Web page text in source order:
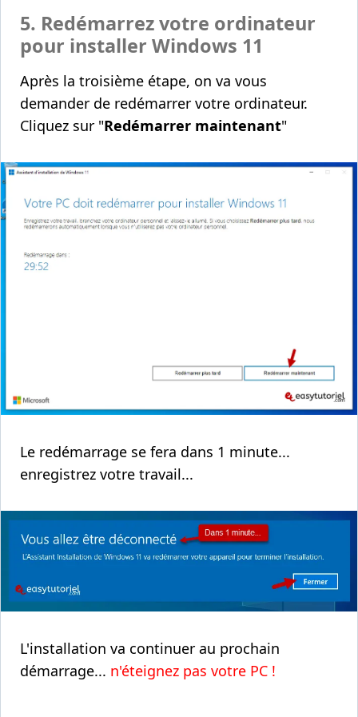
5. Redémarrez votre ordinateur
pour installer Windows 11
Après la troisième étape, on va vous
demander de redémarrer votre ordinateur.
Cliquez sur "Redémarrer maintenant"
Le redémarrage se fera dans 1 minute...
enregistrez votre travail...
L'installation va continuer au prochain
démarrage... n'éteignez pas votre PC !